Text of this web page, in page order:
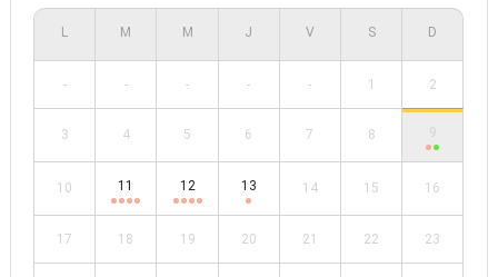
- - - - - 1 2
3 4 5 6 7 8 9
10 11 12 13 14 15 16
17 18 19 20 21 22 23